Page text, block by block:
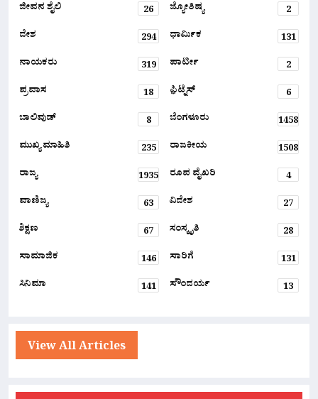
ಜೀವನ ಶೈಲಿ
26 ಜ್ಯೋತಿಷ್ಯ
2
ದೇಶ
294 ಧಾರ್ಮಿಕ
131
ನಾಯಕರು
319 ಪಾರ್ಟೀ
2
ಪ್ರವಾಸ
18 ಫ಼ಿಟ್ನೆಸ್
6
ಬಾಲಿವುಡ್
8 ಬೆಂಗಳೂರು
1458
ಮುಖ್ಯ ಮಾಹಿತಿ
235 ರಾಜಕೀಯ
1508
ರಾಜ್ಯ
1935 ರೂಪ ವೈಖರಿ
4
ವಾಣಿಜ್ಯ
63 ವಿದೇಶ
27
ಶಿಕ್ಷಣ
67 ಸಂಸ್ಕೃತಿ
28
ಸಾಮಾಜಿಕ
146 ಸಾರಿಗೆ
131
ಸಿನಿಮಾ
141 ಸೌಂದರ್ಯ 13
View All Articles